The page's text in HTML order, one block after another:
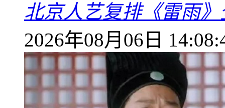
北京人艺复排《雷雨》
2026年08月06日